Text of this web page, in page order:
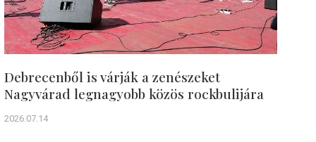
Debrecenből is várják a zenészeket
Nagyvárad legnagyobb közös rockbulijára
2026.07.14